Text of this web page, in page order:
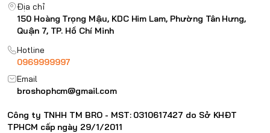
Địa chỉ
150 Hoàng Trọng Mậu, KDC Him Lam, Phường Tân Hưng,
Quận 7, TP. Hồ Chí Minh
Hotline
0969999997
Email
broshophcm@gmail.com
Công ty TNHH TM BRO - MST: 0310617427 do Sở KHĐT
TPHCM cấp ngày 29/1/2011